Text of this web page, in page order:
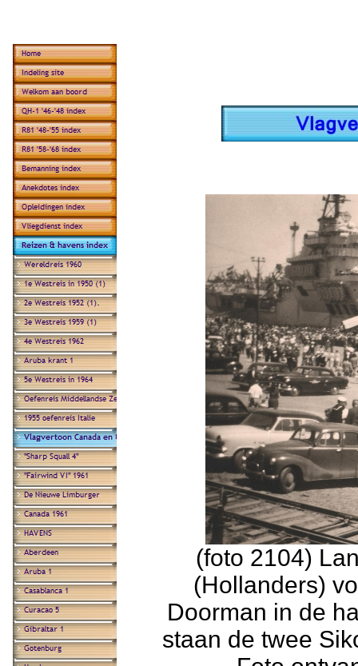
(foto 2104)
(Hollanders)
Doorman in de
staan de twee